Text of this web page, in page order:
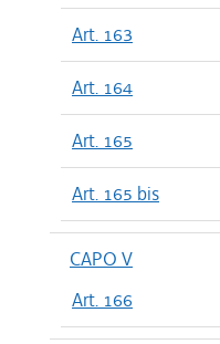
Art. 163
Art. 164
Art. 165
Art. 165 bis
CAPO V
Art. 166